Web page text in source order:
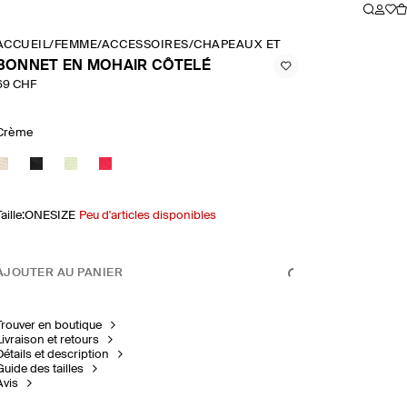
/ FEMME/ACCESSOIRES/CHAPEAUX ET FOULARDS
EN MOHAIR CÔTELÉ
CHF
:ONESIZE Peu d'articles disponibles
AU PANIER
en boutique
et retours
et description
des tailles